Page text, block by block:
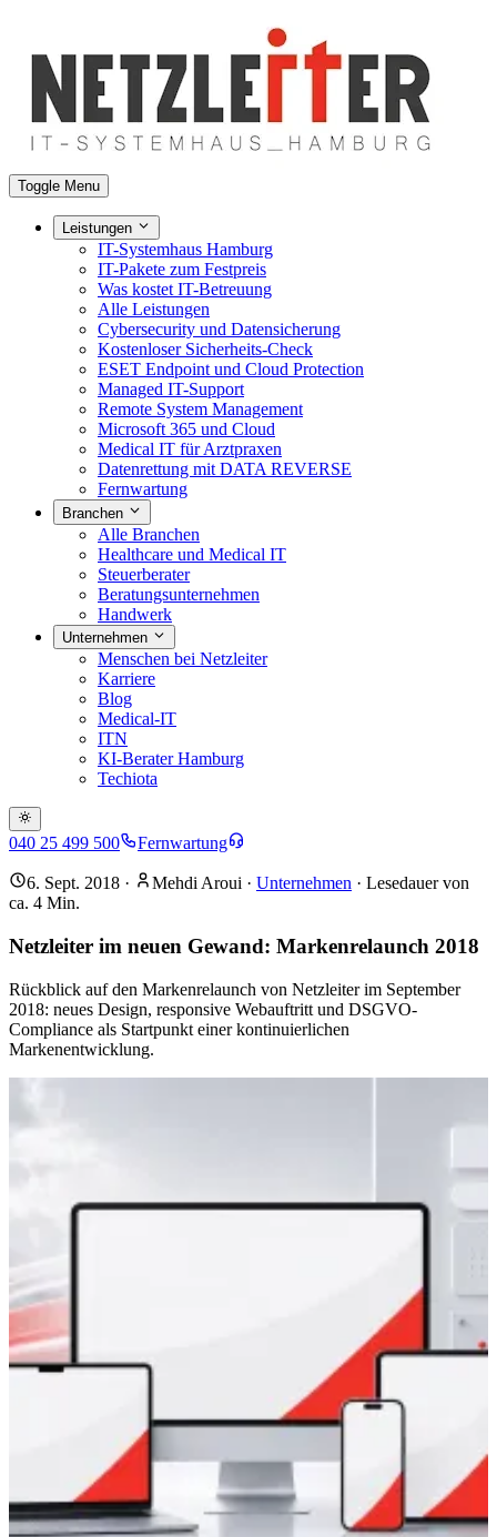
Toggle Menu
Leistungen
IT-Systemhaus Hamburg
IT-Pakete zum Festpreis
Was kostet IT-Betreuung
Alle Leistungen
Cybersecurity und Datensicherung
Kostenloser Sicherheits-Check
ESET Endpoint und Cloud Protection
Managed IT-Support
Remote System Management
Microsoft 365 und Cloud
Medical IT für Arztpraxen
Datenrettung mit DATA REVERSE
Fernwartung
Branchen
Alle Branchen
Healthcare und Medical IT
Steuerberater
Beratungsunternehmen
Handwerk
Unternehmen
Menschen bei Netzleiter
Karriere
Blog
Medical-IT
ITN
KI-Berater Hamburg
Techiota
040 25 499 500 Fernwartung
6. Sept. 2018 · Mehdi Aroui · Unternehmen · Lesedauer von
ca. 4 Min.
Netzleiter im neuen Gewand: Markenrelaunch 2018
Rückblick auf den Markenrelaunch von Netzleiter im September
2018: neues Design, responsive Webauftritt und DSGVO-
Compliance als Startpunkt einer kontinuierlichen
Markenentwicklung.